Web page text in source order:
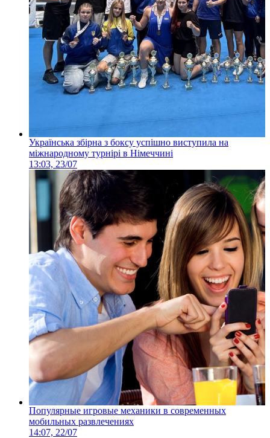
Українська збірна з боксу успішно виступила на
міжнародному турнірі в Німеччині
13:03, 23/07
Популярные игровые механики в современных
мобильных развлечениях
14:07, 22/07